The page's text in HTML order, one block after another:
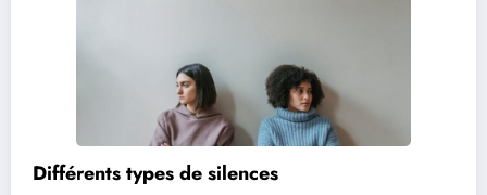
Différents types de silences